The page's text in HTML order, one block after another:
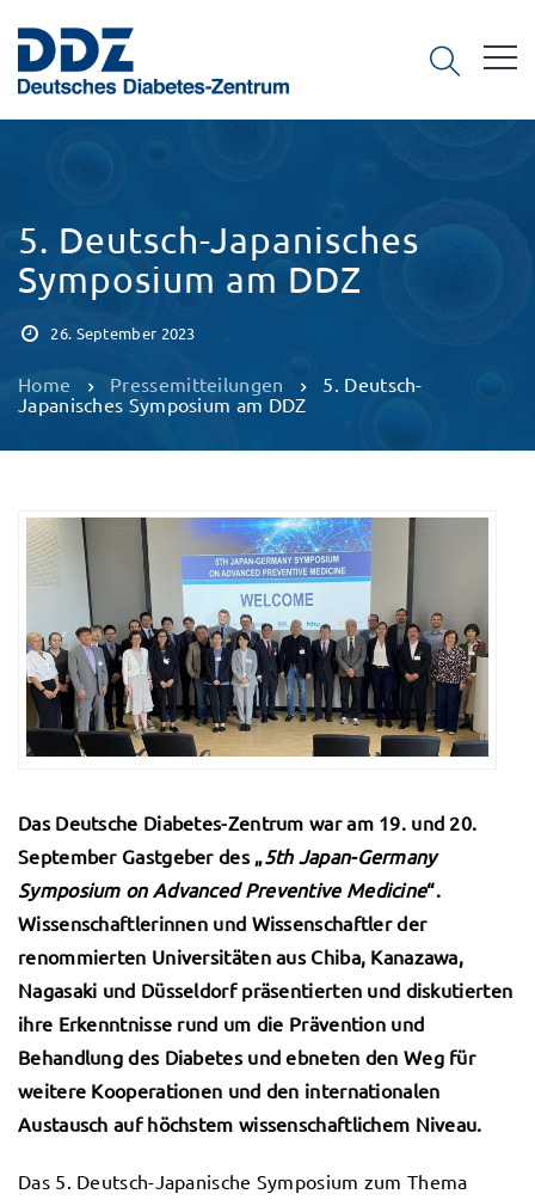
5. Deutsch-Japanisches
Symposium am DDZ
26. September 2023
Home Pressemitteilungen
5. Deutsch-
Japanisches Symposium am DDZ
Das Deutsche Diabetes-Zentrum war am 19. und 20.
September Gastgeber des „5th Japan-Germany
Symposium on Advanced Preventive Medicine“.
Wissenschaftlerinnen und Wissenschaftler der
renommierten Universitäten aus Chiba, Kanazawa,
Nagasaki und Düsseldorf präsentierten und diskutierten
ihre Erkenntnisse rund um die Prävention und
Behandlung des Diabetes und ebneten den Weg für
weitere Kooperationen und den internationalen
Austausch auf höchstem wissenschaftlichem Niveau.
Das 5. Deutsch-Japanische Symposium zum Thema